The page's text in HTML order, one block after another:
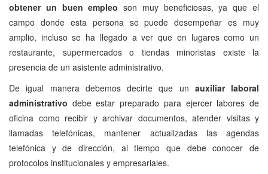
obtener un buen empleo son muy beneficiosas, ya que el
campo donde esta persona se puede desempeñar es muy
amplio, incluso se ha llegado a ver que en lugares como un
restaurante, supermercados o tiendas minoristas existe la
presencia de un asistente administrativo.
De igual manera debemos decirte que un auxiliar laboral
administrativo debe estar preparado para ejercer labores de
oficina como recibir y archivar documentos, atender visitas y
llamadas telefónicas, mantener actualizadas las agendas
telefónica y de dirección, al tiempo que debe conocer de
protocolos institucionales y empresariales.